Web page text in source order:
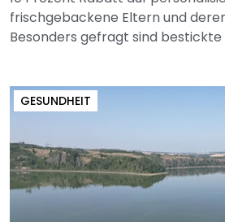
frischgebackene Eltern und
Besonders gefragt sind bestickte
GESUNDHEIT